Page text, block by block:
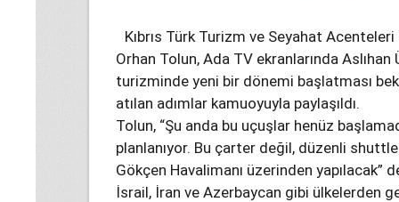
Kıbrıs Türk Turizm ve Seyahat
Orhan Tolun, Ada TV ekranlarında
turizminde yeni bir dönemi başlatması
atılan adımlar kamuoyuyla paylaşıldı.
Tolun, “Şu anda bu uçuşlar henüz
planlanıyor. Bu çarter değil, düzenli
Gökçen Havalimanı üzerinden yapılacak”
İsrail, İran ve Azerbaycan gibi ülkelerden